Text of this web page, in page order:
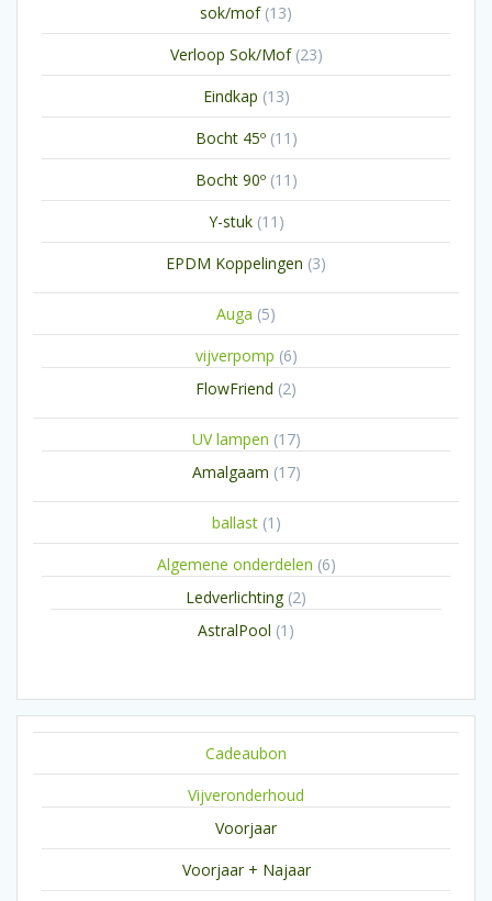
sok/mof 1313
producten
Verloop Sok/Mof 2323
producten
Eindkap 1313
producten
Bocht 45º 11 11
producten
Bocht 90º 11 11
producten
Y-stuk 11 11
producten
EPDM Koppelingen 33
Auga 55
producten
vijverpomp 66
FlowFriend 22
UV lampen 1717
Amalgaam 1717
ballast 1 1
product
Algemene onderdelen 66
Ledverlichting 22
AstralPool 1 1
Cadeaubon
Vijveronderhoud
Voorjaar
Voorjaar + Najaar